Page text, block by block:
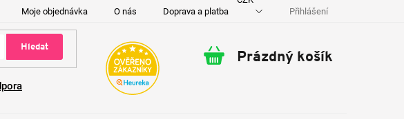
Moje objednávka O nás Doprava a platba Kontakty Přihlášení
Hledat
Nákupní
Prázdný košík